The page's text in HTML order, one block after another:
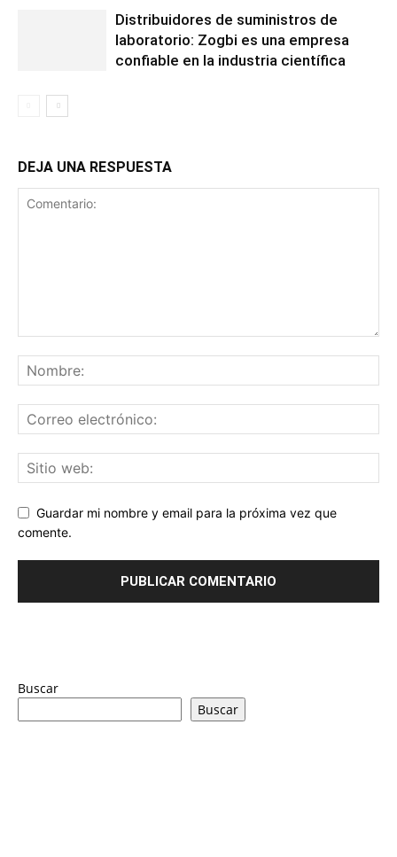
Distribuidores de suministros de
laboratorio: Zogbi es una empresa
confiable en la industria científica
DEJA UNA RESPUESTA
Guardar mi nombre y email para la próxima vez que
comente.
Buscar
Buscar